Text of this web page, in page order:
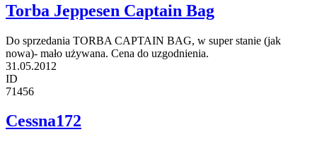
Torba Jeppesen Captain Bag
Do sprzedania TORBA CAPTAIN BAG, w super stanie (jak
nowa)- mało używana. Cena do uzgodnienia.
31.05.2012
ID
71456
Cessna172